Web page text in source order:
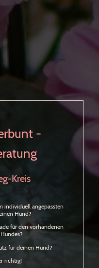
-
Kreis
individuell angepassten
Hund?
für den vorhandenen
für deinen Hund?
richtig!